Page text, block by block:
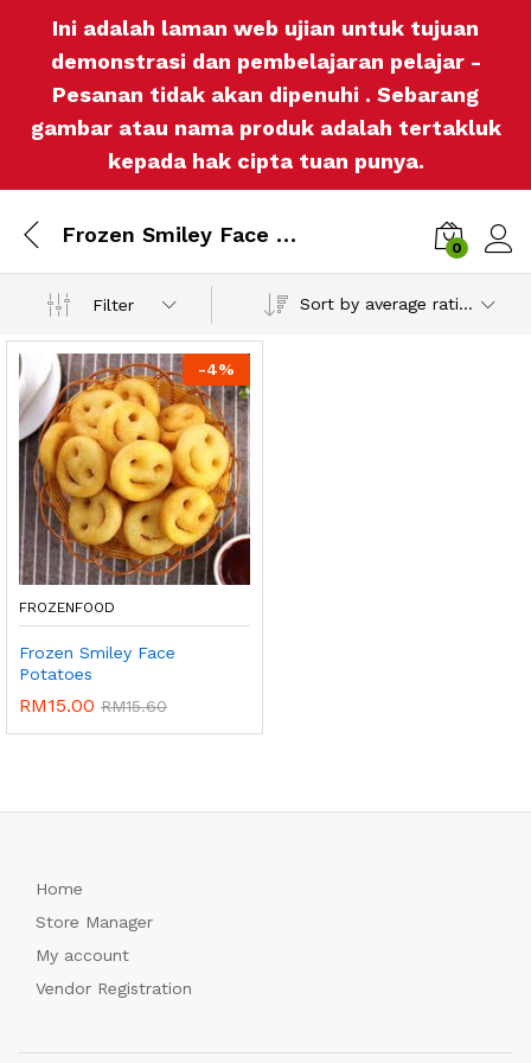
Ini adalah laman web ujian untuk tujuan
demonstrasi dan pembelajaran pelajar -
Pesanan tidak akan dipenuhi . Sebarang
gambar atau nama produk adalah tertakluk
kepada hak cipta tuan punya.
Frozen Smiley Face Potatoes
0
Filter Sort by average rating
-4%
FROZENFOOD
Frozen Smiley Face
Potatoes
RM15.00 RM15.60
Home
Store Manager
My account
Vendor Registration